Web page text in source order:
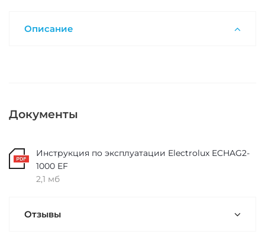
Описание
Документы
Инструкция по эксплуатации Electrolux ECHAG2-
1000 EF
2,1 мб
Отзывы